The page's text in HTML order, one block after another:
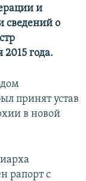
и
сведений о
года.
принят устав
в новой
рапорт с